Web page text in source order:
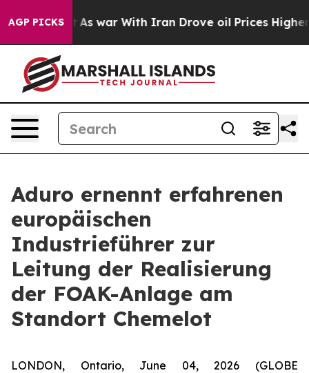
AGP PICKS
As war With Iran Drove oil Prices Higher, Trump
Aduro ernennt erfahrenen
europäischen
Industrieführer zur
Leitung der Realisierung
der FOAK-Anlage am
Standort Chemelot
LONDON, Ontario, June 04, 2026 (GLOBE